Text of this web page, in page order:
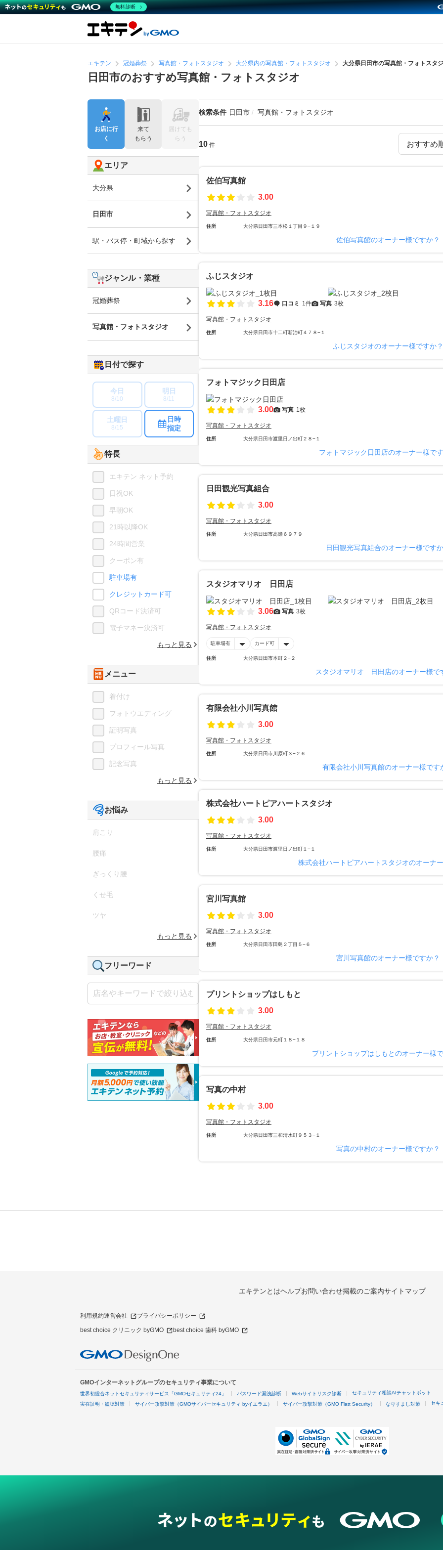
エキテン 冠婚葬祭 写真館・フォトスタジオ 大分県内の写真館・フォトスタジオ 大分県日田市の写真館・フォトスタ
日田市のおすすめ写真館・フォトスタジオ
検索条件 日田市 写真館・フォトスタジオ
10 件
佐伯写真館
3.00
写真館・フォトスタジオ
住所 大分県日田市三本松１丁目９−１９
佐伯写真館のオーナー様ですか？
ふじスタジオ
3.16 口コミ 1件 写真 3枚
写真館・フォトスタジオ
住所 大分県日田市十二町新治町４７８−１
ふじスタジオのオーナー様ですか？
フォトマジック日田店
3.00 写真 1枚
写真館・フォトスタジオ
住所 大分県日田市渡里日ノ出町２８−１
フォトマジック日田店のオーナー様で
日田観光写真組合
3.00
写真館・フォトスタジオ
住所 大分県日田市高瀬６９７９
日田観光写真組合のオーナー様です
スタジオマリオ 日田店
3.06 写真 3枚
写真館・フォトスタジオ
駐車場有 カード可
住所 大分県日田市本町２−２
スタジオマリオ 日田店のオーナー様で
有限会社小川写真館
3.00
写真館・フォトスタジオ
住所 大分県日田市川原町３−２６
有限会社小川写真館のオーナー様です
株式会社ハートピアハートスタジオ
3.00
写真館・フォトスタジオ
住所 大分県日田市渡里日ノ出町１−１
株式会社ハートピアハートスタジオのオーナ
宮川写真館
3.00
写真館・フォトスタジオ
住所 大分県日田市田島２丁目５−６
宮川写真館のオーナー様ですか？
プリントショップはしもと
3.00
写真館・フォトスタジオ
住所 大分県日田市元町１８−１８
プリントショップはしもとのオーナー様
写真の中村
3.00
写真館・フォトスタジオ
住所 大分県日田市三和清水町９５３−１
写真の中村のオーナー様ですか？
お店に行
く
来て
もらう
届けても
らう
エリア
大分県
日田市
駅・バス停・町域から探す
ジャンル・業種
冠婚葬祭
写真館・フォトスタジオ
日付で探す
今日
8/10
明日
8/11
土曜日
8/15
日時
指定
特長
エキテン ネット予約
日祝OK
早朝OK
21時以降OK
24時間営業
クーポン有
駐車場有
クレジットカード可
QRコード決済可
電子マネー決済可
もっと見る
メニュー
着付け
フォトウエディング
証明写真
プロフィール写真
記念写真
もっと見る
お悩み
肩こり
腰痛
ぎっくり腰
くせ毛
ツヤ
もっと見る
フリーワード
エキテンとはヘルプお問い合わせ掲載のご案内サイトマップ
利用規約運営会社 プライバシーポリシー
best choice クリニック byGMO best choice 歯科 byGMO
GMOインターネットグループのセキュリティ事業について
世界初総合ネットセキュリティサービス「GMOセキュリティ24」 パスワード漏洩診断 Webサイトリスク診断 セキュリティ相談AIチャットボット
実在証明・盗聴対策 サイバー攻撃対策（GMOサイバーセキュリティ byイエラエ） サイバー攻撃対策（GMO Flatt Security） なりすまし対策 セキ
無料診断